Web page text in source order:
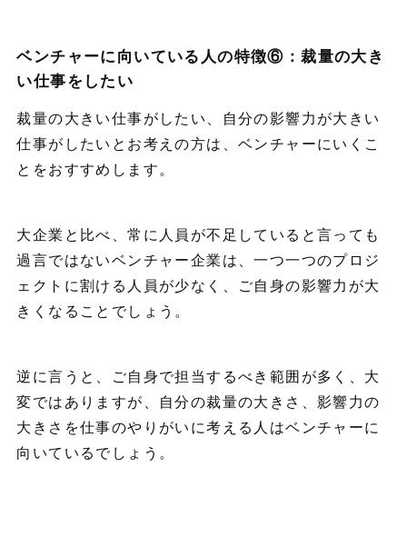
ベンチャーに向いている人の特徴⑥：裁量の大き
い仕事をしたい
裁量の大きい仕事がしたい、自分の影響力が大きい
仕事がしたいとお考えの方は、ベンチャーにいくこ
とをおすすめします。
大企業と比べ、常に人員が不足していると言っても
過言ではないベンチャー企業は、一つ一つのプロジ
ェクトに割ける人員が少なく、ご自身の影響力が大
きくなることでしょう。
逆に言うと、ご自身で担当するべき範囲が多く、大
変ではありますが、自分の裁量の大きさ、影響力の
大きさを仕事のやりがいに考える人はベンチャーに
向いているでしょう。